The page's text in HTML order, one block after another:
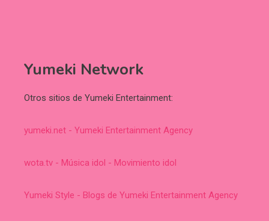
Yumeki Network
Otros sitios de Yumeki Entertainment:
yumeki.net - Yumeki Entertainment Agency
wota.tv - Música idol - Movimiento idol
Yumeki Style - Blogs de Yumeki Entertainment Agency